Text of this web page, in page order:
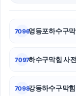
7096영등포하수구
7097하수구막힘 사
7098강동하수구막